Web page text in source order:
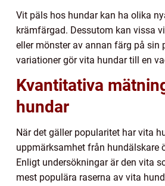
Vit päls hos hundar kan ha olika
krämfärgad. Dessutom kan vissa
eller mönster av annan färg på sin
variationer gör vita hundar till en
Kvantitativa
hundar
När det gäller popularitet har vita
uppmärksamhet från hundälskare
Enligt undersökningar är den vita
mest populära raserna av vita